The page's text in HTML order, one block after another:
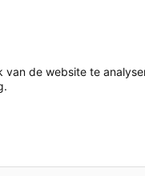
de website te